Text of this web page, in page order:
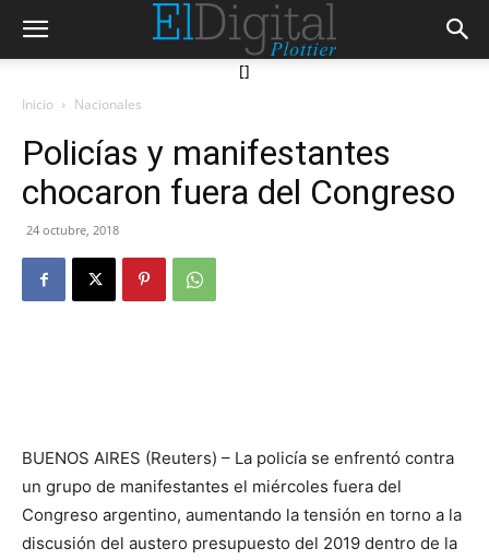
[]
Inicio Nacionales
Policías y manifestantes
chocaron fuera del Congreso
24 octubre, 2018
BUENOS AIRES (Reuters) – La policía se enfrentó contra
un grupo de manifestantes el miércoles fuera del
Congreso argentino, aumentando la tensión en torno a la
discusión del austero presupuesto del 2019 dentro de la